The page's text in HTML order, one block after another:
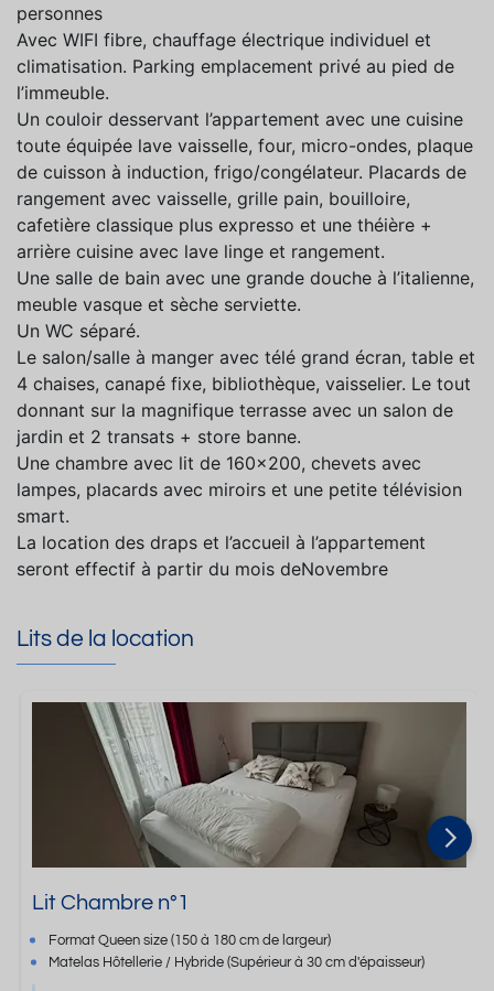
personnes
Avec WIFI fibre, chauffage électrique individuel et
climatisation. Parking emplacement privé au pied de
l’immeuble.
Un couloir desservant l’appartement avec une cuisine
toute équipée lave vaisselle, four, micro-ondes, plaque
de cuisson à induction, frigo/congélateur. Placards de
rangement avec vaisselle, grille pain, bouilloire,
cafetière classique plus expresso et une théière +
arrière cuisine avec lave linge et rangement.
Une salle de bain avec une grande douche à l’italienne,
meuble vasque et sèche serviette.
Un WC séparé.
Le salon/salle à manger avec télé grand écran, table et
4 chaises, canapé fixe, bibliothèque, vaisselier. Le tout
donnant sur la magnifique terrasse avec un salon de
jardin et 2 transats + store banne.
Une chambre avec lit de 160x200, chevets avec
lampes, placards avec miroirs et une petite télévision
smart.
La location des draps et l’accueil à l’appartement
seront effectif à partir du mois deNovembre
Lits de la location
Lit Chambre n°1
FormatQueen size (150 à 180 cm de largeur)
Matelas Hôtellerie / Hybride(Supérieur à 30 cm d'épaisseur)